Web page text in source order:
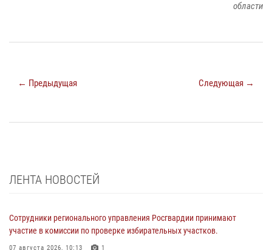
области
← Предыдущая Следующая →
ЛЕНТА НОВОСТЕЙ
Сотрудники регионального управления Росгвардии принимают
участие в комиссии по проверке избирательных участков.
07 августа 2026, 10:13 1